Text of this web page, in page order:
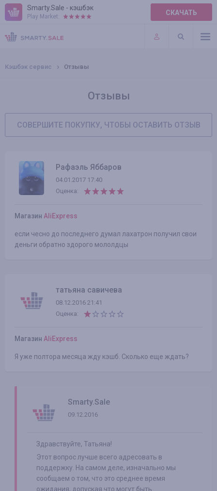
Smarty.Sale - кэшбэк
Play Market: СКАЧАТЬ
ПРАВИЛА
ПЛАГИНЫ
Кэшбэк сервис Отзывы
Отзывы
СОВЕРШИТЕ ПОКУПКУ, ЧТОБЫ ОСТАВИТЬ ОТЗЫВ
Рафаэль Яббаров
04.01.2017 17:40
Оценка:
Магазин AliExpress
если чесно до последнего думал лахатрон получил свои
деньги обратно здорого мололдцы
татьяна савичева
08.12.2016 21:41
Оценка:
Магазин AliExpress
Я уже полтора месяца жду кэшб. Сколько еще ждать?
Smarty.Sale
09.12.2016
Здравствуйте, Татьяна!
Этот вопрос лучше всего адресовать в
поддержку. На самом деле, изначально мы
сообщаем о том, что это среднее время
ожидания, допуская что могут быть